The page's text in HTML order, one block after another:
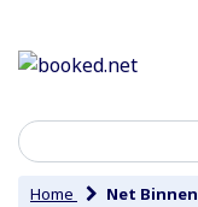
Home Net Binnen